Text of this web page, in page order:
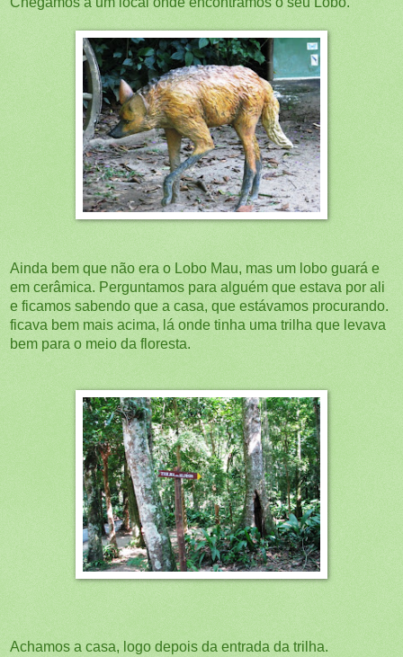
Ainda bem que não era o Lobo Mau, mas um lobo guará e
em cerâmica. Perguntamos para alguém que estava por ali
e ficamos sabendo que a casa, que estávamos procurando.
ficava bem mais acima, lá onde tinha uma trilha que levava
bem para o meio da floresta.
Achamos a casa, logo depois da entrada da trilha.